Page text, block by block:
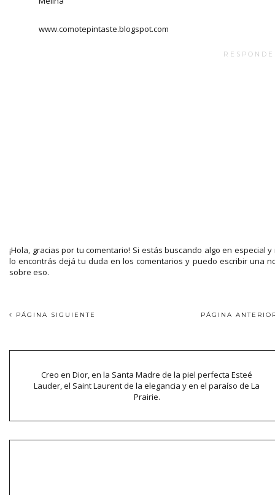
www.comotepintaste.blogspot.com
¡Hola, gracias por tu comentario! Si estás buscando algo en especial y
lo encontrás dejá tu duda en los comentarios y puedo escribir una
sobre eso.
PÁGINA SIGUIENTE PÁGINA
Creo en Dior, en la Santa Madre de la piel perfecta Esteé
Lauder, el Saint Laurent de la elegancia y en el paraíso de La
Prairie.